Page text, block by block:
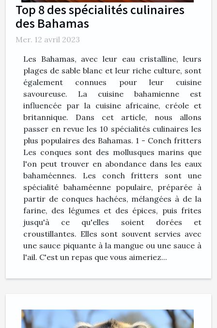
Top 8 des spécialités culinaires
des Bahamas
Mer. 12 avril 2023
Les Bahamas, avec leur eau cristalline, leurs
plages de sable blanc et leur riche culture, sont
également connues pour leur cuisine
savoureuse. La cuisine bahamienne est
influencée par la cuisine africaine, créole et
britannique. Dans cet article, nous allons
passer en revue les 10 spécialités culinaires les
plus populaires des Bahamas. 1 - Conch fritters
Les conques sont des mollusques marins que
l'on peut trouver en abondance dans les eaux
bahaméennes. Les conch fritters sont une
spécialité bahaméenne populaire, préparée à
partir de conques hachées, mélangées à de la
farine, des légumes et des épices, puis frites
jusqu'à ce qu'elles soient dorées et
croustillantes. Elles sont souvent servies avec
une sauce piquante à la mangue ou une sauce à
l'ail. C'est un repas que vous aimeriez...